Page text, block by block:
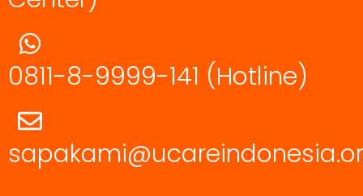
0811-8-9999-141 (Hotline)